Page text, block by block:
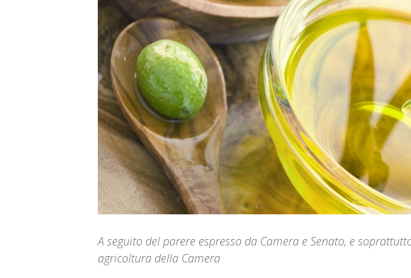
A seguito del parere espresso da Camera e Senato, e
agricoltura della Camera